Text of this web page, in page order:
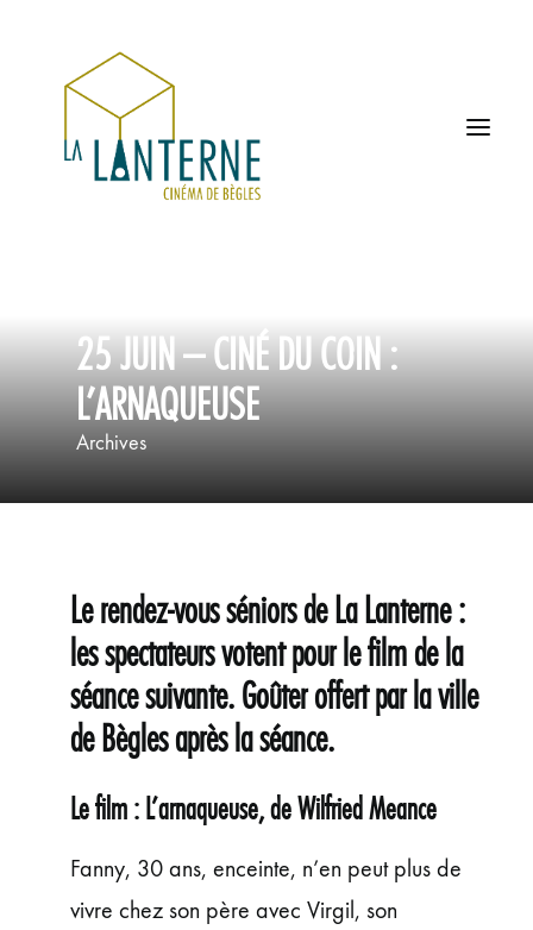
LES HORAIRES
À L’AFFICHE
JEUNE PUBLIC ET ADOS
PRATIQUE
25 JUIN – CINÉ DU COIN :
L’ARNAQUEUSE
Archives
Le rendez-vous séniors de La Lanterne :
les spectateurs votent pour le film de la
séance suivante. Goûter offert par la ville
de Bègles après la séance.
Le film : L’arnaqueuse, de Wilfried Meance
Fanny, 30 ans, enceinte, n’en peut plus de
vivre chez son père avec Virgil, son